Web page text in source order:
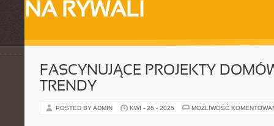
NA RYWALI
FASCYNUJĄCE PROJEKTY
TRENDY
POSTED BY ADMIN KWI - 26 - 2025 MOŻLIWOŚĆ